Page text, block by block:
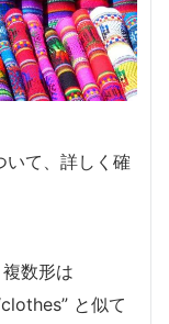
いて、詳しく確
数形は
と似て